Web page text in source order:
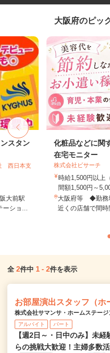
大阪府のピッ
スタン
西日本支
大前駅
ショ...
化粧品などに関
在宅モニター
株式会社ビサーチ
時給1,500円以上
間額1,500円～
大阪府等 ◆勤務
近くの店舗で間
全 2件中 1 - 2件を表示
お部屋演出スタッフ（ホ
株式会社サマンサ・ホームステージ
アルバイト パート
【週2日～・日中のみ】未
らの挑戦大歓迎！主婦多数